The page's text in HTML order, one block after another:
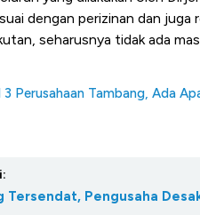
dengan perizinan dan
seharusnya tidak ada
Perusahaan Tambang, Ada
Tersendat, Pengusaha
ke Zona Berbahaya